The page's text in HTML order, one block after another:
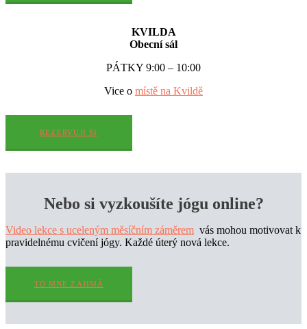
KVILDA
Obecní sál
PÁTKY 9:00 – 10:00
Vice o místě na Kvildě
REZERVUJI SI
Nebo si vyzkoušíte jógu online?
Video lekce s uceleným měsíčním záměrem vás mohou motivovat k
pravidelnému cvičení jógy. Každé úterý nová lekce.
TO MNE ZAJÍMÁ